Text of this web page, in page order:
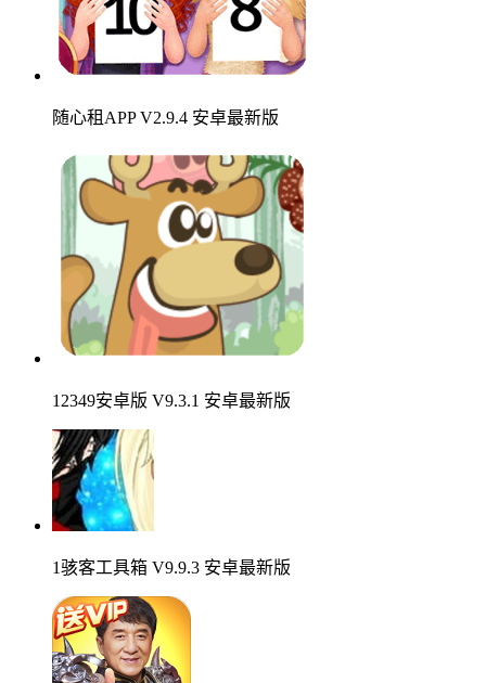
随心租APP V2.9.4 安卓最新版
12349安卓版 V9.3.1 安卓最新版
1骇客工具箱 V9.9.3 安卓最新版